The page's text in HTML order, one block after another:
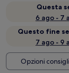
Questa
6 ago - 7
Questo fine
7 ago - 9
Opzioni